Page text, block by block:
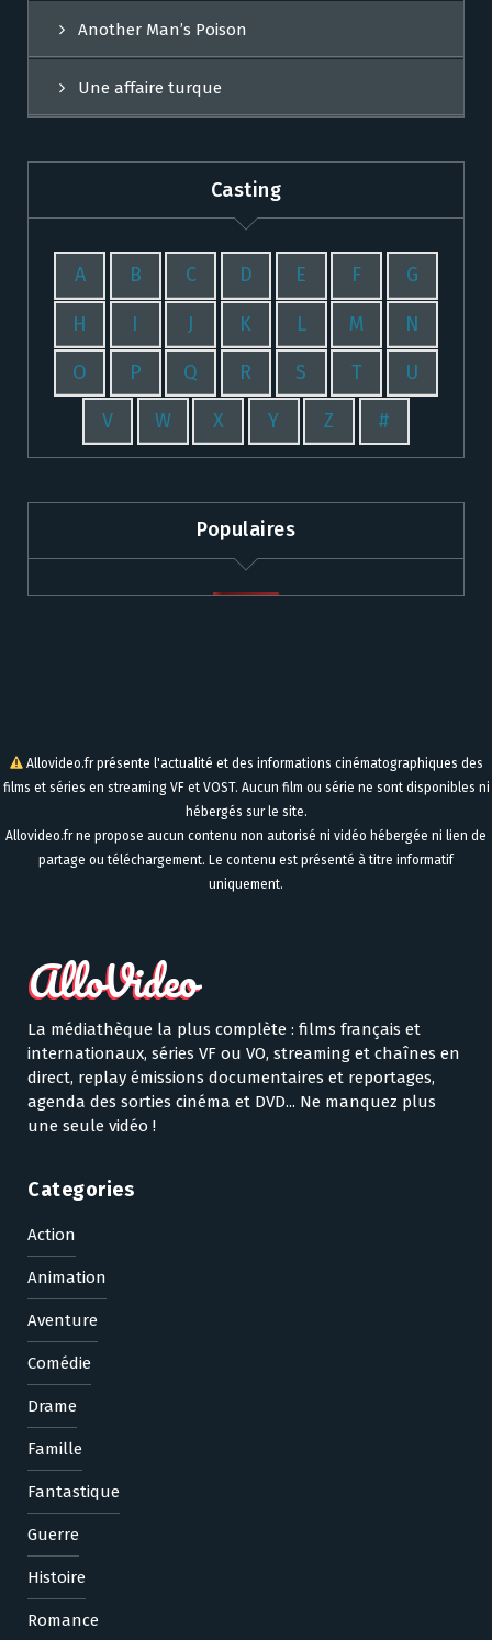
Another Man’s Poison
Une affaire turque
Casting
A B C D E F G
H I J K L M N
O P Q R S T U
V W X Y Z #
Populaires
Allovideo.fr présente l'actualité et des informations cinématographiques des
films et séries en streaming VF et VOST. Aucun film ou série ne sont disponibles ni
hébergés sur le site.
Allovideo.fr ne propose aucun contenu non autorisé ni vidéo hébergée ni lien de
partage ou téléchargement. Le contenu est présenté à titre informatif
uniquement.
La médiathèque la plus complète : films français et
internationaux, séries VF ou VO, streaming et chaînes en
direct, replay émissions documentaires et reportages,
agenda des sorties cinéma et DVD... Ne manquez plus
une seule vidéo !
Categories
Action
Animation
Aventure
Comédie
Drame
Famille
Fantastique
Guerre
Histoire
Romance